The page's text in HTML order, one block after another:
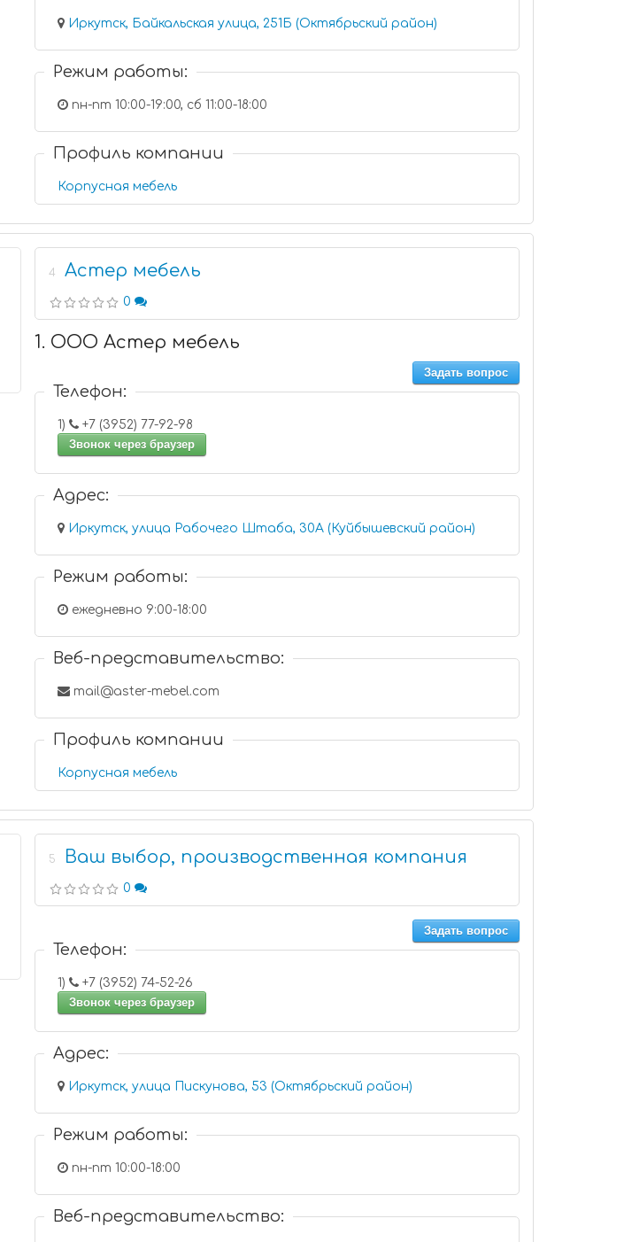
Иркутск, Байкальская улица, 251Б (Октябрьский район)
Режим работы:
пн-пт 10:00-19:00, сб 11:00-18:00
Профиль компании
Корпусная мебель
4 Астер мебель
0
1. ООО Астер мебель
Задать вопрос
Телефон:
1)
+7 (3952) 77-92-98
Звонок через браузер
Адрес:
Иркутск, улица Рабочего Штаба, 30А (Куйбышевский район)
Режим работы:
ежедневно 9:00-18:00
Веб-представительство:
mail@aster-mebel.com
Профиль компании
Корпусная мебель
5 Ваш выбор, производственная компания
0
Задать вопрос
Телефон:
1)
+7 (3952) 74-52-26
Звонок через браузер
Адрес:
Иркутск, улица Пискунова, 53 (Октябрьский район)
Режим работы:
пн-пт 10:00-18:00
Веб-представительство: